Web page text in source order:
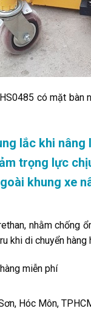
có mặt bàn
lắc khi
trọng lực
khung xe
nhằm chống
khi di chuyển hàng
miễn phí
Hóc Môn,